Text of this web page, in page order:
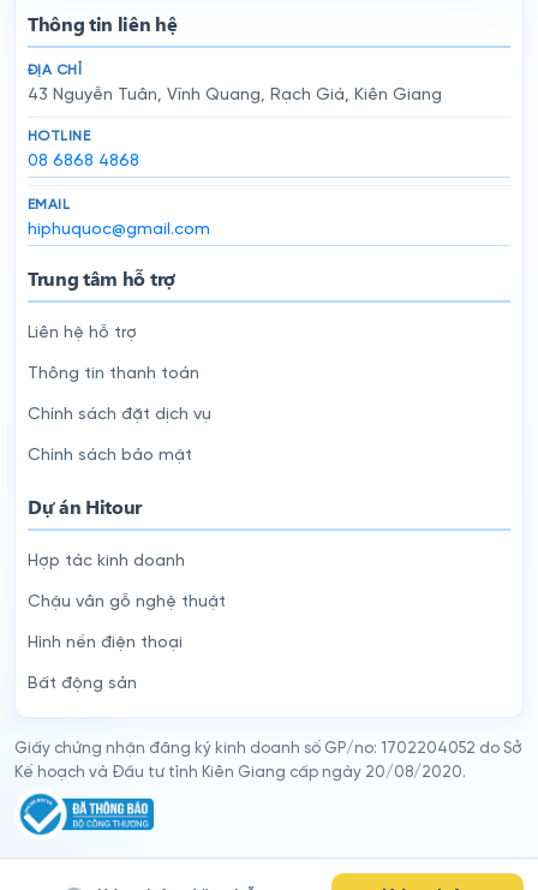
Thông tin liên hệ
ĐỊA CHỈ
43 Nguyễn Tuân, Vĩnh Quang, Rạch Giá, Kiên Giang
HOTLINE
08 6868 4868
EMAIL
hiphuquoc@gmail.com
Trung tâm hỗ trợ
Liên hệ hỗ trợ
Thông tin thanh toán
Chính sách đặt dịch vụ
Chính sách bảo mật
Dự án Hitour
Hợp tác kinh doanh
Chậu vân gỗ nghệ thuật
Hình nền điện thoại
Bất động sản
Giấy chứng nhận đăng ký kinh doanh số GP/no: 1702204052 do Sở
Kế hoạch và Đầu tư tỉnh Kiên Giang cấp ngày 20/08/2020.
© 2026Hitour